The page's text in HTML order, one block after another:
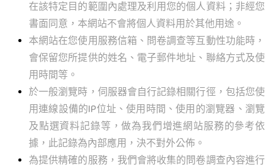
在該特定目的範圍內處理及利用您的個人資料；非經您
書面同意，本網站不會將個人資料用於其他用途。
本網站在您使用服務信箱、問卷調查等互動性功能時，
會保留您所提供的姓名、電子郵件地址、聯絡方式及使
用時間等。
於一般瀏覽時，伺服器會自行記錄相關行徑，包括您使
用連線設備的IP位址、使用時間、使用的瀏覽器、瀏覽
及點選資料記錄等，做為我們增進網站服務的參考依
據，此記錄為內部應用，決不對外公佈。
為提供精確的服務，我們會將收集的問卷調查內容進行